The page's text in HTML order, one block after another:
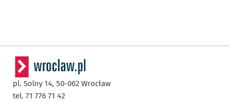
pl. Solny 14, 50-062 Wrocław
tel. 71 776 71 42